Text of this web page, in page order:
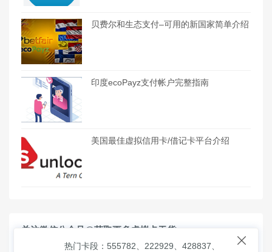
贝费尔和生态支付–可用的新国家简单介绍
印度ecoPayz支付帐户完整指南
美国最佳虚拟信用卡/借记卡平台介绍
关注微信公众号@获取更多虚拟卡干货

热门卡段：555782、222929、428837、